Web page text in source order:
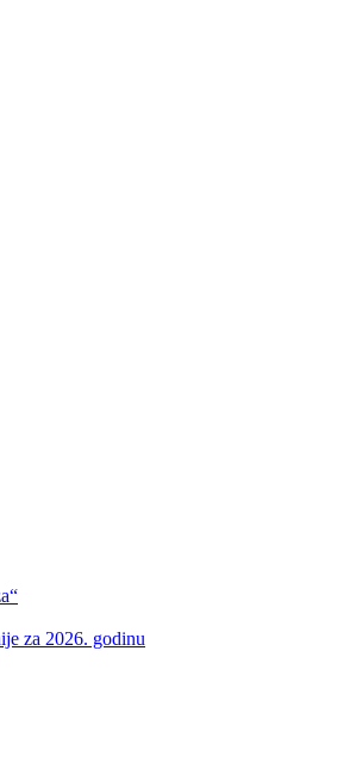
za 2026. godinu